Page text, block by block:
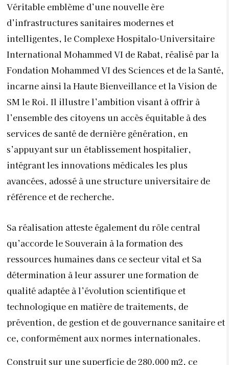
Véritable emblème d’une nouvelle ère
d’infrastructures sanitaires modernes et
intelligentes, le Complexe Hospitalo-Universitaire
International Mohammed VI de Rabat, réalisé par la
Fondation Mohammed VI des Sciences et de la Santé,
incarne ainsi la Haute Bienveillance et la Vision de
SM le Roi. Il illustre l’ambition visant à offrir à
l’ensemble des citoyens un accès équitable à des
services de santé de dernière génération, en
s’appuyant sur un établissement hospitalier,
intégrant les innovations médicales les plus
avancées, adossé à une structure universitaire de
référence et de recherche.
Sa réalisation atteste également du rôle central
qu’accorde le Souverain à la formation des
ressources humaines dans ce secteur vital et Sa
détermination à leur assurer une formation de
qualité adaptée à l’évolution scientifique et
technologique en matière de traitements, de
prévention, de gestion et de gouvernance sanitaire et
ce, conformément aux normes internationales.
Construit sur une superficie de 280.000 m2, ce